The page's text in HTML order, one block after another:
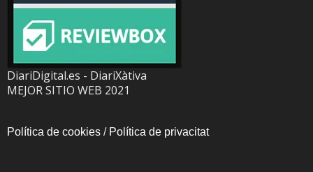
DiariDigital.es - DiariXàtiva
MEJOR SITIO WEB 2021
Política de cookies / Política de privacitat